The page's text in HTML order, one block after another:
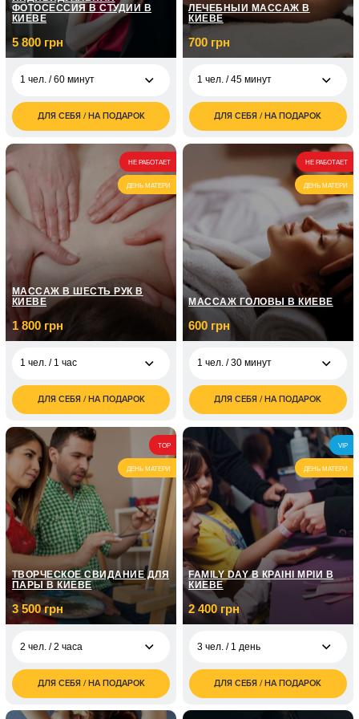
ФОТОСЕССИЯ В СТУДИИ В
КИЕВЕ
5 800 грн
1 чел. / 60 минут
5 800
грн
ДЛЯ СЕБЯ / НА ПОДАРОК
ЛЕЧЕБНЫЙ МАССАЖ В
КИЕВЕ
700 грн
1 чел. / 45 минут
грн
ДЛЯ СЕБЯ / НА ПОДАРОК
НЕ РАБОТАЕТ
ДЕНЬ МАТЕРИ
МАССАЖ В ШЕСТЬ РУК В
КИЕВЕ
1 800 грн
1 чел. / 1 час
1 800
грн
ДЛЯ СЕБЯ / НА ПОДАРОК
НЕ РАБОТАЕТ
ДЕНЬ МАТЕРИ
МАССАЖ ГОЛОВЫ В КИЕВЕ
600 грн
1 чел. / 30 минут
грн
2 чел. / 30 минут
1 200
грн
ДЛЯ СЕБЯ / НА ПОДАРОК
TOP
ДЕНЬ МАТЕРИ
ТВОРЧЕСКОЕ СВИДАНИЕ ДЛЯ
ПАРЫ В КИЕВЕ
3 500 грн
2 чел. / 2 часа
3 500
грн
ДЛЯ СЕБЯ / НА ПОДАРОК
VIP
ДЕНЬ МАТЕРИ
FAMILY DAY В КРАЇНІ МРІЙ В
КИЕВЕ
2 400 грн
3 чел. / 1 день
2 400
грн
ДЛЯ СЕБЯ / НА ПОДАРОК